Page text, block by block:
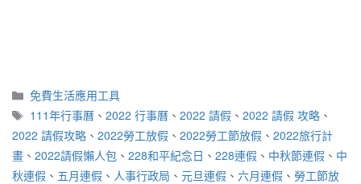
分
類
免費生活應用工具
標
籤
111年行事曆 、2022 行事曆 、2022 請假 、2022 請假 攻略 、
2022 請假攻略 、 2022勞工放假 、 2022勞工節放假 、 2022旅行計
畫 、 2022請假懶人包 、 228和平紀念日 、 228連假 、 中秋節連假 、 中
秋連假 、 五月連假 、 人事行政局 、 元旦連假 、 六月連假 、 勞工節放